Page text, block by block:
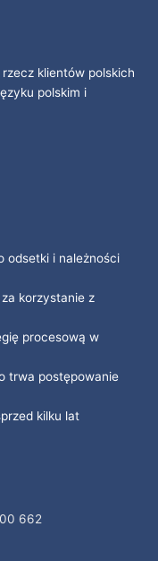
klientów polskich
polskim i
odsetki i należności
korzystanie z
procesową w
trwa postępowanie
kilku lat
662